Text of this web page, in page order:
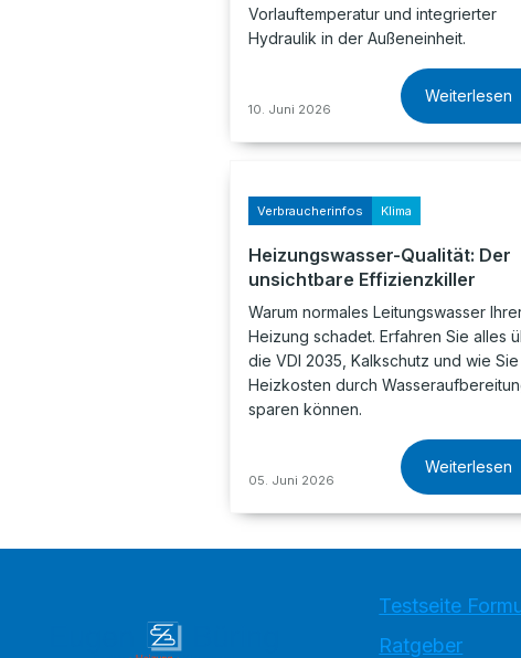
Vorlauftemperatur und integrierter
Hydraulik in der Außeneinheit.
10. Juni 2026
Weiterlesen
Verbraucherinfos Klima
Heizungswasser-Qualität: Der
unsichtbare Effizienzkiller
Warum normales Leitungswasser
Heizung schadet. Erfahren Sie alles
die VDI 2035, Kalkschutz und wie Sie
Heizkosten durch
sparen können.
05. Juni 2026
Weiterlesen
Testseite
Ratgeber